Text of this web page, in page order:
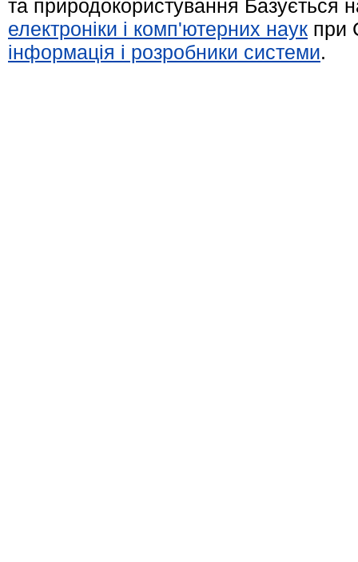
та природокористування Базується
електроніки і комп'ютерних наук при
інформація і розробники системи.